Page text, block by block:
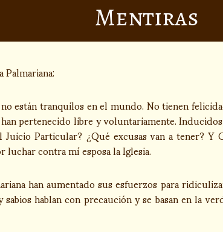
Mentiras
están tranquilos en el mundo. No tienen
pertenecido libre y voluntariamente.
Particular? ¿Qué excusas van a tener?
contra mí esposa la Iglesia.
han aumentado sus esfuerzos para
hablan con precaución y se basan en la